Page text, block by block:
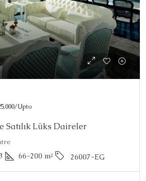
/Upto
Satılık Lüks Daireler
66-200 m² 26007-EG